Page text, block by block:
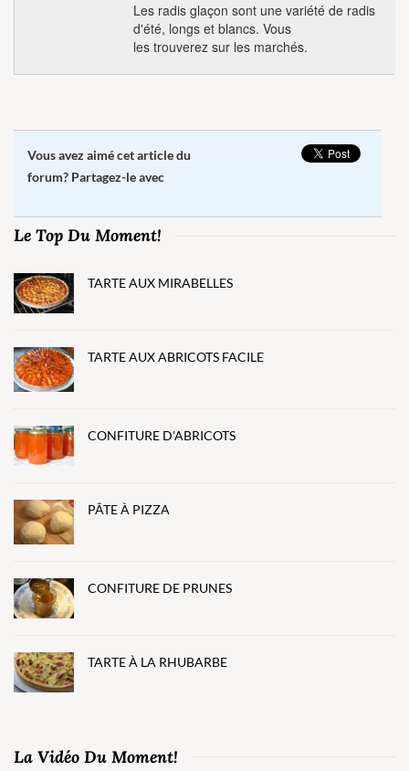
Les radis glaçon sont une variété de radis
d'été, longs et blancs. Vous
les trouverez sur les marchés.
Vous avez aimé cet article du
forum? Partagez-le avec
Le Top Du Moment!
TARTE AUX MIRABELLES
TARTE AUX ABRICOTS FACILE
CONFITURE D'ABRICOTS
PÂTE À PIZZA
CONFITURE DE PRUNES
TARTE À LA RHUBARBE
La Vidéo Du Moment!